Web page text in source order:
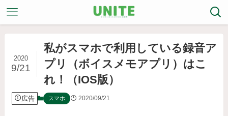
私がスマホで利用している録音ア
プリ（ボイスメモアプリ）はこ
れ！（IOS版）
2020
9/21
広告 スマホ 2020/09/21